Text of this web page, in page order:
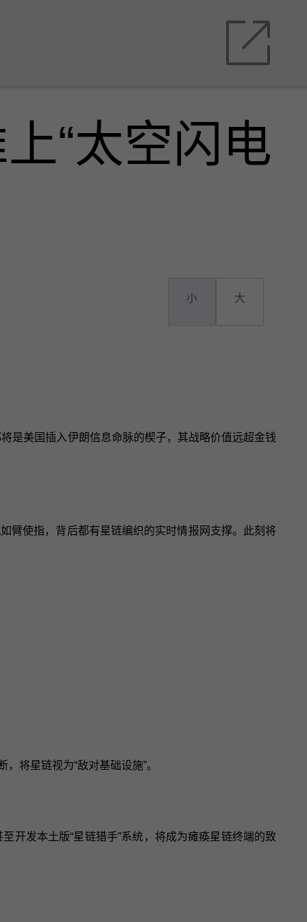
“太空闪电
小 大
是美国插入伊朗信息命脉的楔子，其战略价值远超金钱
臂使指，背后都有星链编织的实时情报网支撑。此刻将
将星链视为“敌对基础设施”。
开发本土版“星链猎手”系统，将成为瘫痪星链终端的致